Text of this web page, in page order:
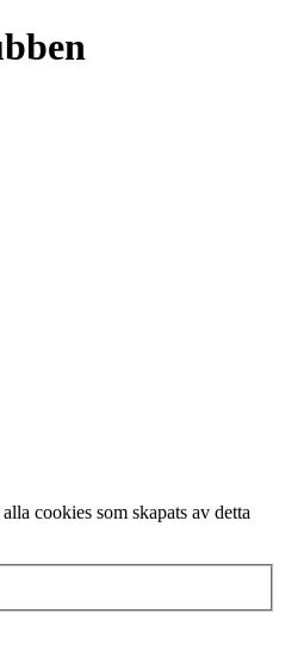
cookies som skapats av detta